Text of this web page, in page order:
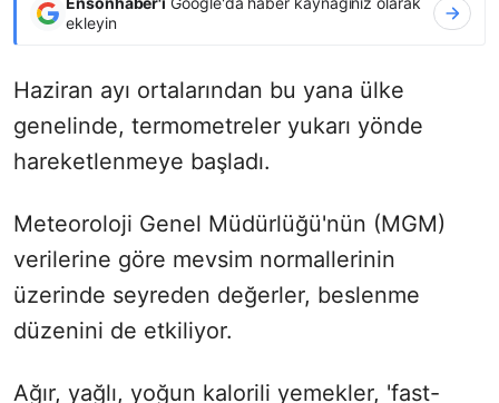
ekleyin
Haziran ayı ortalarından bu yana ülke
genelinde, termometreler yukarı yönde
hareketlenmeye başladı.
Meteoroloji Genel Müdürlüğü'nün (MGM)
verilerine göre mevsim normallerinin
üzerinde seyreden değerler, beslenme
düzenini de etkiliyor.
Ağır, yağlı, yoğun kalorili yemekler, 'fast-